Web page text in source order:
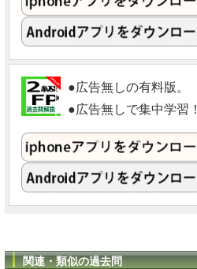
●広告無しの有料版。
●広告無しで集中学習！
関連・類似の過去問